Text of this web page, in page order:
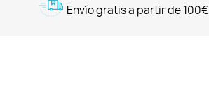
Envío gratis a partir de 100€